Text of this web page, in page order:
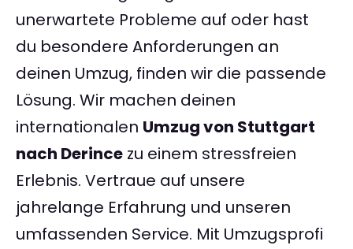
unerwartete Probleme auf oder hast
du besondere Anforderungen an
deinen Umzug, finden wir die passende
Lösung. Wir machen deinen
internationalen Umzug von Stuttgart
nach Derince zu einem stressfreien
Erlebnis. Vertraue auf unsere
jahrelange Erfahrung und unseren
umfassenden Service. Mit Umzugsprofi